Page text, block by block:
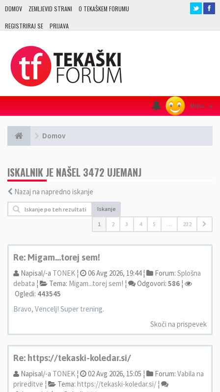
DOMOV ZEMLJEVID STRANI O TEKAŠKEM FORUMU
REGISTRIRAJ SE PRIJAVA
Menu ≡
Domov
ISKALNIK JE NAŠEL 3472 UJEMANJ
Nazaj na napredno iskanje
Iskanje
1 2 3 4 5 … 232
Re: Migam...torej sem!
Napisal/-a TONEK ¦ 06 Avg 2026, 19:44 ¦ Forum: Splošna
debata ¦ Tema: Migam...torej sem! ¦ Odgovori: 586 ¦
Ogledi: 443545
Bravo, Vencelj! Super trening.
Skoči na prispevek
Re: https://tekaski-koledar.si/
Napisal/-a TONEK ¦ 02 Avg 2026, 15:05 ¦ Forum: Vabila na
prireditve ¦ Tema: https://tekaski-koledar.si/ ¦